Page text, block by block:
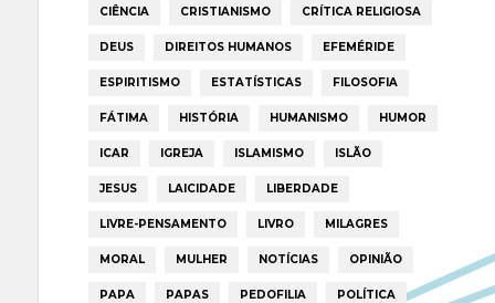
CIÊNCIA CRISTIANISMO CRÍTICA RELIGIOSA
DEUS DIREITOS HUMANOS EFEMÉRIDE
ESPIRITISMO ESTATÍSTICAS FILOSOFIA
FÁTIMA HISTÓRIA HUMANISMO HUMOR
ICAR IGREJA ISLAMISMO ISLÃO
JESUS LAICIDADE LIBERDADE
LIVRE-PENSAMENTO LIVRO MILAGRES
MORAL MULHER NOTÍCIAS OPINIÃO
PAPA PAPAS PEDOFILIA POLÍTICA